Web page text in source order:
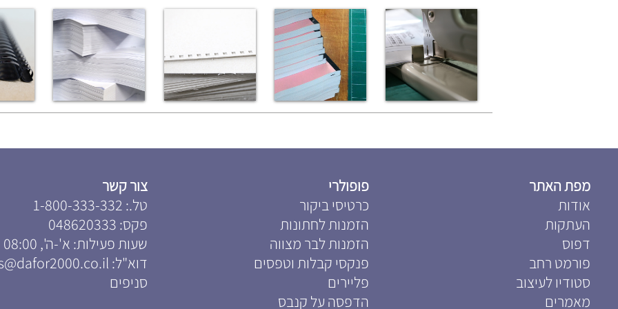
מפת האתר
אודות
העתקות
דפוס
פורמט רחב
סטודיו לעיצוב
מאמרים
פופולרי
כרטיסי ביקור
הזמנות לחתונות
הזמנות לבר מצווה
פנקסי קבלות וטפסים
פליירים
הדפסה על קנבס
צור קשר
טל.: 1-800-333-332
פקס: 048620333
שעות פעילות: א'-ה', 08:00 – 18:00
דוא"ל:
סניפים